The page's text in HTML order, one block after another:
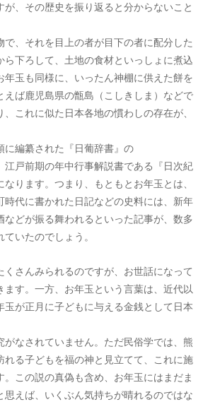
、その歴史を振り返ると分からないこと
、それを目上の者が目下の者に配分した
下ろして、土地の食材といっしょに煮込
玉も同様に、いったん神棚に供えた餅を
ば鹿児島県の甑島（こしきしま）などで
これに似た日本各地の慣わしの存在が、
に編纂された『日葡辞書』の
江戸前期の年中行事解説書である『日次紀
ります。つまり、もともとお年玉とは、
代に書かれた日記などの史料には、新年
どが振る舞われるといった記事が、数多
いたのでしょう。
さんみられるのですが、お世話になって
す。一方、お年玉という言葉は、近代以
が正月に子どもに与える金銭として日本
なされていません。ただ民俗学では、熊
る子どもを福の神と見立てて、これに施
この説の真偽も含め、お年玉にはまだま
えば、いくぶん気持ちが晴れるのではな